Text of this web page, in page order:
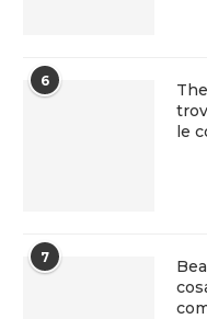
6
le
7